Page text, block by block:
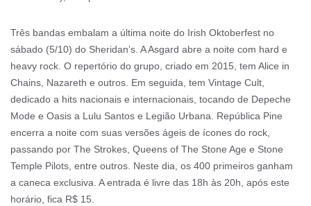
Três bandas embalam a última noite do Irish Oktoberfest no
sábado (5/10) do Sheridan’s. A Asgard abre a noite com hard e
heavy rock. O repertório do grupo, criado em 2015, tem Alice in
Chains, Nazareth e outros. Em seguida, tem Vintage Cult,
dedicado a hits nacionais e internacionais, tocando de Depeche
Mode e Oasis a Lulu Santos e Legião Urbana. República Pine
encerra a noite com suas versões ágeis de ícones do rock,
passando por The Strokes, Queens of The Stone Age e Stone
Temple Pilots, entre outros. Neste dia, os 400 primeiros ganham
a caneca exclusiva. A entrada é livre das 18h às 20h, após este
horário, fica R$ 15.